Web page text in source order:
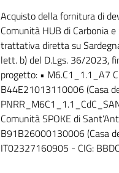
Acquisto della fornitura di
Comunità HUB di Carbonia
trattativa diretta su
lett. b) del D.Lgs. 36/2023,
progetto: • M6.C1_1.1_A7
B44E21013110006 (Casa
Comunità SPOKE di
B91B26000130006 (Casa
IT02327160905 - CIG: